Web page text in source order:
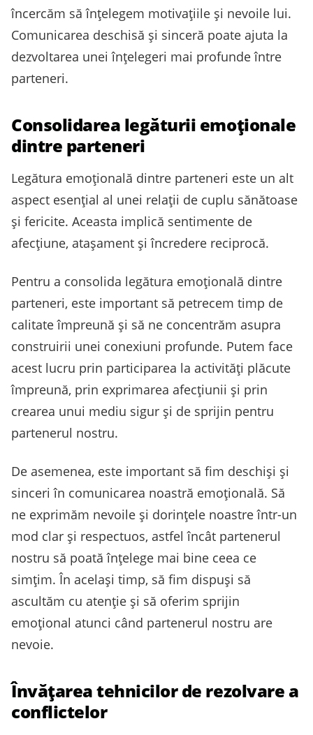
încercăm să înțelegem motivațiile și nevoile lui.
Comunicarea deschisă și sinceră poate ajuta la
dezvoltarea unei înțelegeri mai profunde între
parteneri.
Consolidarea legăturii emoționale
dintre parteneri
Legătura emoțională dintre parteneri este un alt
aspect esențial al unei relații de cuplu sănătoase
și fericite. Aceasta implică sentimente de
afecțiune, atașament și încredere reciprocă.
Pentru a consolida legătura emoțională dintre
parteneri, este important să petrecem timp de
calitate împreună și să ne concentrăm asupra
construirii unei conexiuni profunde. Putem face
acest lucru prin participarea la activități plăcute
împreună, prin exprimarea afecțiunii și prin
crearea unui mediu sigur și de sprijin pentru
partenerul nostru.
De asemenea, este important să fim deschiși și
sinceri în comunicarea noastră emoțională. Să
ne exprimăm nevoile și dorințele noastre într-un
mod clar și respectuos, astfel încât partenerul
nostru să poată înțelege mai bine ceea ce
simțim. În același timp, să fim dispuși să
ascultăm cu atenție și să oferim sprijin
emoțional atunci când partenerul nostru are
nevoie.
Învățarea tehnicilor de rezolvare a
conflictelor